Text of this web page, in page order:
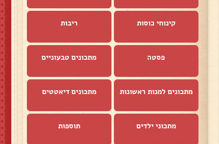
קינוחי כוסות ריבות
פסטה מתכונים טבעוניים
מתכונים למנות ראשונות מתכונים דיאטטים
מתכוני ילדים תוספות